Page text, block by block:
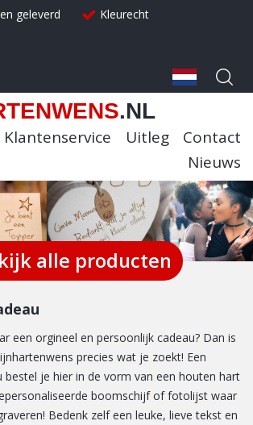
geleverd
Kleurecht
.NL
Klantenservice Uitleg
Contact
Nieuws
alle producten
een orgineel en persoonlijk cadeau? Dan is
precies wat je zoekt! Een
bestel je hier in de vorm van een houten hart
boomschijf of fotolijst waar
Bedenk zelf een leuke, lieve tekst en